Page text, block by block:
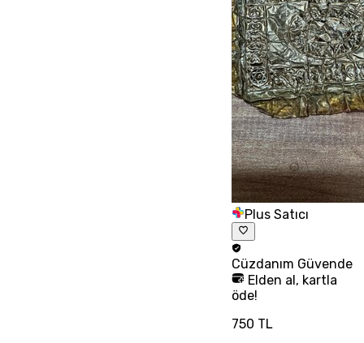
Plus Satıcı
Cüzdanım Güvende
Elden al, kartla
öde!
750 TL